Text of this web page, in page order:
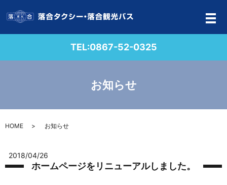
メ
TEL:0867-52-0325
お知らせ
HOME お知らせ
2018/04/26
ホームページをリニューアルしました。